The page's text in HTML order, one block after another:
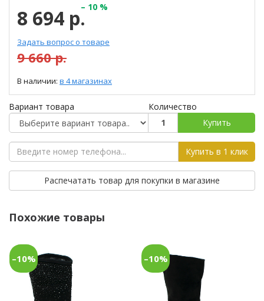
8 694 р.– 10 %
Задать вопрос о товаре
9 660 р.
В наличии: в 4 магазинах
Вариант товара
Количество
Купить
Купить в 1 клик
Распечатать товар для покупки в магазине
Похожие товары
–10% –10%